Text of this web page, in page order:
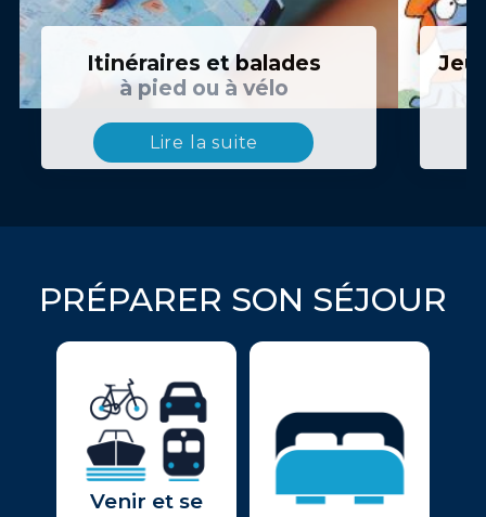
Itinéraires et balades
à pied ou à vélo
Lire la suite
PRÉPARER SON SÉJOUR
Venir et se